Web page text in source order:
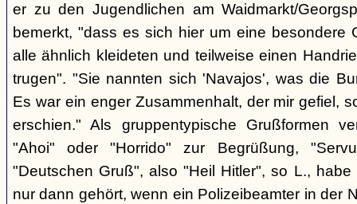
er zu den Jugendlichen am Waidmarkt/
bemerkt, "dass es sich hier um eine besondere
alle ähnlich kleideten und teilweise einen
trugen". "Sie nannten sich 'Navajos', was die
Es war ein enger Zusammenhalt, der mir gefiel,
erschien." Als gruppentypische Grußformen
"Ahoi" oder "Horrido" zur Begrüßung,
"Deutschen Gruß", also "Heil Hitler", so L.,
nur dann gehört, wenn ein Polizeibeamter in der